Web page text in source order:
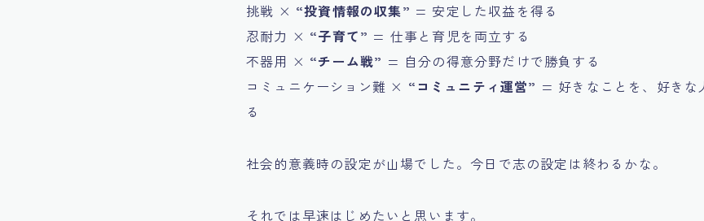
挑戦 × “投資情報の収集” = 安定した収益を得る
忍耐力 × “子育て” = 仕事と育児を両立する
不器用 × “チーム戦” = 自分の得意分野だけで勝負する
コミュニケーション難 × “コミュニティ運営” = 好きなことを、好きな
る
社会的意義時の設定が山場でした。今日で志の設定は終わるかな。
それでは早速はじめたいと思います。